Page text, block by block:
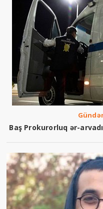
Baş Prokurorluq ər-